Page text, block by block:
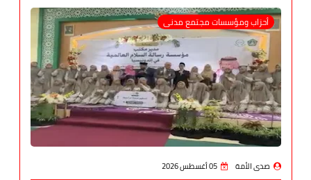
أحزاب ومؤسسات مجتمع مدنى
صدى الأمة 05 أغسطس 2026